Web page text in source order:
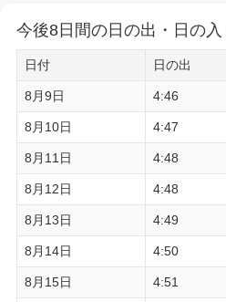
今後8日間の日の出・日の入
日付 日の出
8月9日 4:46
8月10日 4:47
8月11日 4:48
8月12日 4:48
8月13日 4:49
8月14日 4:50
8月15日 4:51